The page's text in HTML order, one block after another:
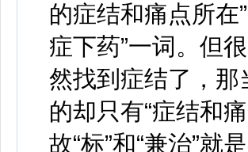
的症结和痛点所在
症下药”一词。但
然找到症结了，那
的却只有“症结和
故“标”和“兼治”就